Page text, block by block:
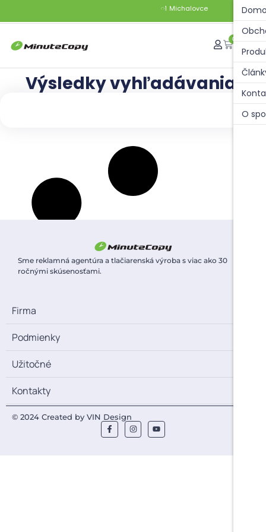
MichalovceN slobod
0
O
Výsledky vyhľadávania:
Sme reklamná agentúra a tlačiarenská výroba s viac ako 30
ročnými skúsenosťami.
Firma
Podmienky
Užitočné
Kontakty
© 2024 Created by VIN Design